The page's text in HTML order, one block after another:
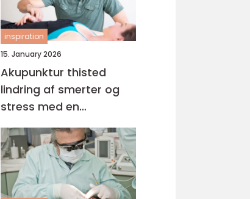
inspiration
15. January 2026
Akupunktur thisted
lindring af smerter og
stress med en
helhedsorienteret
tilgang